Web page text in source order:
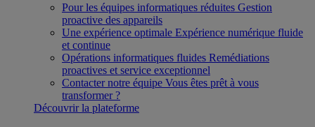
Pour les équipes informatiques réduites Gestion
proactive des appareils
Une expérience optimale Expérience numérique fluide
et continue
Opérations informatiques fluides Remédiations
proactives et service exceptionnel
Contacter notre équipe Vous êtes prêt à vous
transformer ?
Découvrir la plateforme